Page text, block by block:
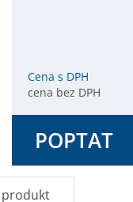
Cena s DPH
cena bez DPH
POPTAT
produkt